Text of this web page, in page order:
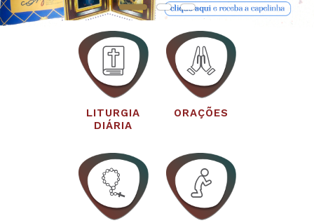
LITURGIA
DIÁRIA
ORAÇÕES